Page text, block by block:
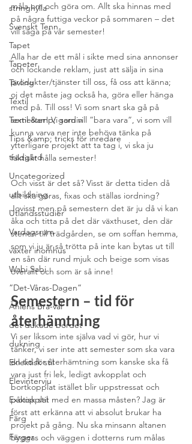
stringhylla
Svenskt Tenn
Tapet
Tapeter
Tävling
Textil
Textil &amp; gardin
Tips &amp; tricks för inredare
trädgård
Uncategorized
utbildning
Utlandsstudier
Vardagsrum
växter inomhus
Wabi Sabi
”Det-Våras-Dagen”
Åhléns Bra-val
det dukade bordet
dukning
Eklektisk stil
Elevintervju
Exotisk stil
Färg
Färger
måla om och göra om. Allt ska hinnas med
på några futtiga veckor på sommaren – det
vill säga på vår semester!
Alla har de ett mål i sikte med sina annonser
och lockande reklam, just att sälja in sina
produkter/tjänster till oss, få oss att känna;
oj det måste jag också ha, göra eller hänga
med på. Till oss! Vi som snart ska gå på
semester! Vi som vill ”bara vara”, vi som vill
kunna varva ner inte behöva tänka på
ytterligare projekt att ta tag i, vi ska ju
faktiskt hålla semester!
Och visst är det så? Visst är detta tiden då
allt ska göras, fixas och ställas iordning?
Jovisst men på semestern det är ju då vi kan
åka och titta på det där växthuset, den där
stenen till trädgården, se om soffan hemma,
som vi ju är så trötta på inte kan bytas ut till
en sån där rund mjuk och beige som visas
överallt och som är så inne!
Semestern – tid för
återhämtning
Vi ser liksom inte själva vad vi gör, hur vi
tänker, vi ser inte att semester som ska vara
en tid för återhämtning som kanske ska få
vara just fri lek, ledigt avkopplat och
bortkopplat istället blir uppstressat och
påkopplat med en massa måsten? Jag är
först att erkänna att vi absolut brukar ha
projekt på gång. Nu ska minsann altanen
byggas och väggen i dotterns rum målas